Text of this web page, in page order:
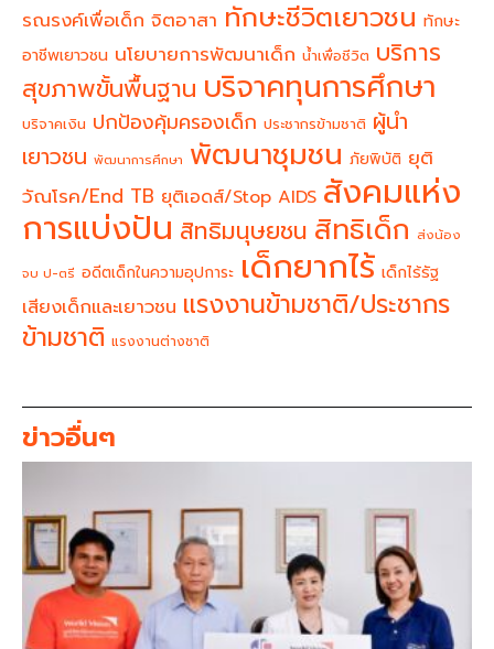
รณรงค์เพื่อเด็ก จิตอาสา ทักษะชีวิตเยาวชน ทักษะ
อาชีพเยาวชน นโยบายการพัฒนาเด็ก น้ำเพื่อชีวิต บริการ
สุขภาพขั้นพื้นฐาน บริจาคทุนการศึกษา
บริจาคเงิน ปกป้องคุ้มครองเด็ก ประชากรข้ามชาติ ผู้นำ
เยาวชน พัฒนาการศึกษา พัฒนาชุมชน ภัยพิบัติ ยุติ
วัณโรค/End TB ยุติเอดส์/Stop AIDS สังคมแห่ง
การแบ่งปัน สิทธิมนุษยชน สิทธิเด็ก ส่งน้อง
จบ ป-ตรี อดีตเด็กในความอุปการะ เด็กยากไร้ เด็กไร้รัฐ
เสียงเด็กและเยาวชน แรงงานข้ามชาติ/ประชากร
ข้ามชาติ แรงงานต่างชาติ
ข่าวอื่นๆ